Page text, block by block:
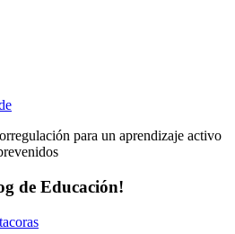
para un aprendizaje activo
de Educación!